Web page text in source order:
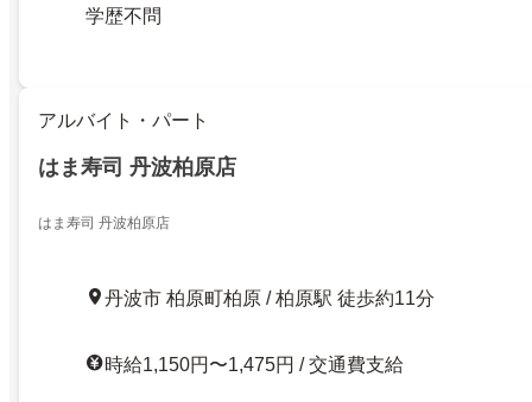
学歴不問
アルバイト・パート
はま寿司 丹波柏原店
はま寿司 丹波柏原店
丹波市 柏原町柏原 / 柏原駅 徒歩約11分
時給1,150円〜1,475円 / 交通費支給